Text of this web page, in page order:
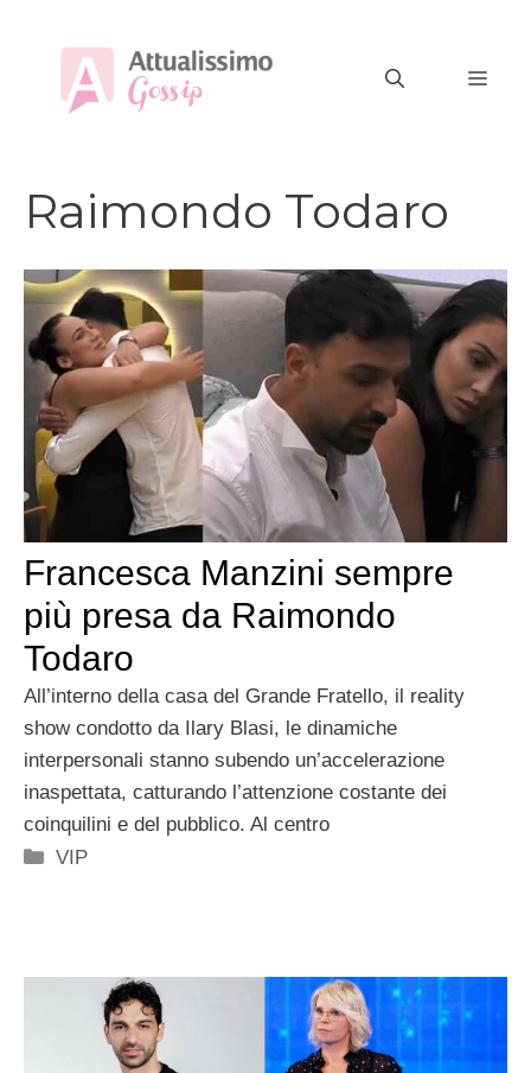
contenuto
Raimondo Todaro
Francesca Manzini sempre
più presa da Raimondo
Todaro
All’interno della casa del Grande Fratello, il reality
show condotto da Ilary Blasi, le dinamiche
interpersonali stanno subendo un’accelerazione
inaspettata, catturando l’attenzione costante dei
coinquilini e del pubblico. Al centro
Categorie
VIP